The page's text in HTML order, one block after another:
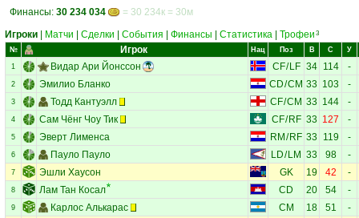
Финансы: 30 234 034
= 30 234к = 30м
Игроки
Матчи Сделки События Финансы Статистика Трофеи 3
№ Игрок Нац Поз В С У
1 Видар Ари Йонссон CF/LF 34 114 -
2 Эмилио Бланко CD/CM 33 103 -
3 Тодд Кантуэлл CF/CM 33 144 -
4 Сам Чёнг Чоу Тик CF/RF 33 127 -
5 Эверт Лименса RM / RF 33 119 -
6 Пауло Пауло LD/ LM 33 98 -
7 Эшли Хаусон GK 19 42 -
8 Лам Тан Косал CD 20 54 -
9 Карлос Алькарас CM 18 51 -